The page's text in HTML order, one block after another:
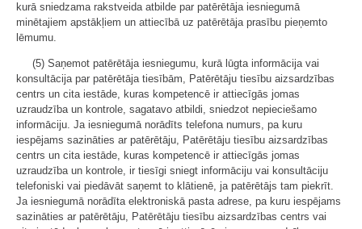
kurā sniedzama rakstveida atbilde par patērētāja iesniegumā
minētajiem apstākļiem un attiecībā uz patērētāja prasību pieņemto
lēmumu.
(5) Saņemot patērētāja iesniegumu, kurā lūgta informācija vai
konsultācija par patērētāja tiesībām, Patērētāju tiesību aizsardzības
centrs un cita iestāde, kuras kompetencē ir attiecīgās jomas
uzraudzība un kontrole, sagatavo atbildi, sniedzot nepieciešamo
informāciju. Ja iesniegumā norādīts telefona numurs, pa kuru
iespējams sazināties ar patērētāju, Patērētāju tiesību aizsardzības
centrs un cita iestāde, kuras kompetencē ir attiecīgās jomas
uzraudzība un kontrole, ir tiesīgi sniegt informāciju vai konsultāciju
telefoniski vai piedāvāt saņemt to klātienē, ja patērētājs tam piekrīt.
Ja iesniegumā norādīta elektroniskā pasta adrese, pa kuru iespējams
sazināties ar patērētāju, Patērētāju tiesību aizsardzības centrs vai